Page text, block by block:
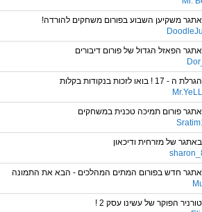
אתגר משקיען השבוע בפורום משחקים להורדה!
אתגר הפאזל הגדול של פורום דיבורים
הגרלת ה - 17 ! בואו לזכות בנקודות בקלות
אתגר פורום תמיכה טכנית במשחקים
באתגר של מזרחית ודיכאון
אתגר חדש בפורום המתים המהלכים - הבא את התמונה
טורניר הפוקר של עשינו עסק 2 !